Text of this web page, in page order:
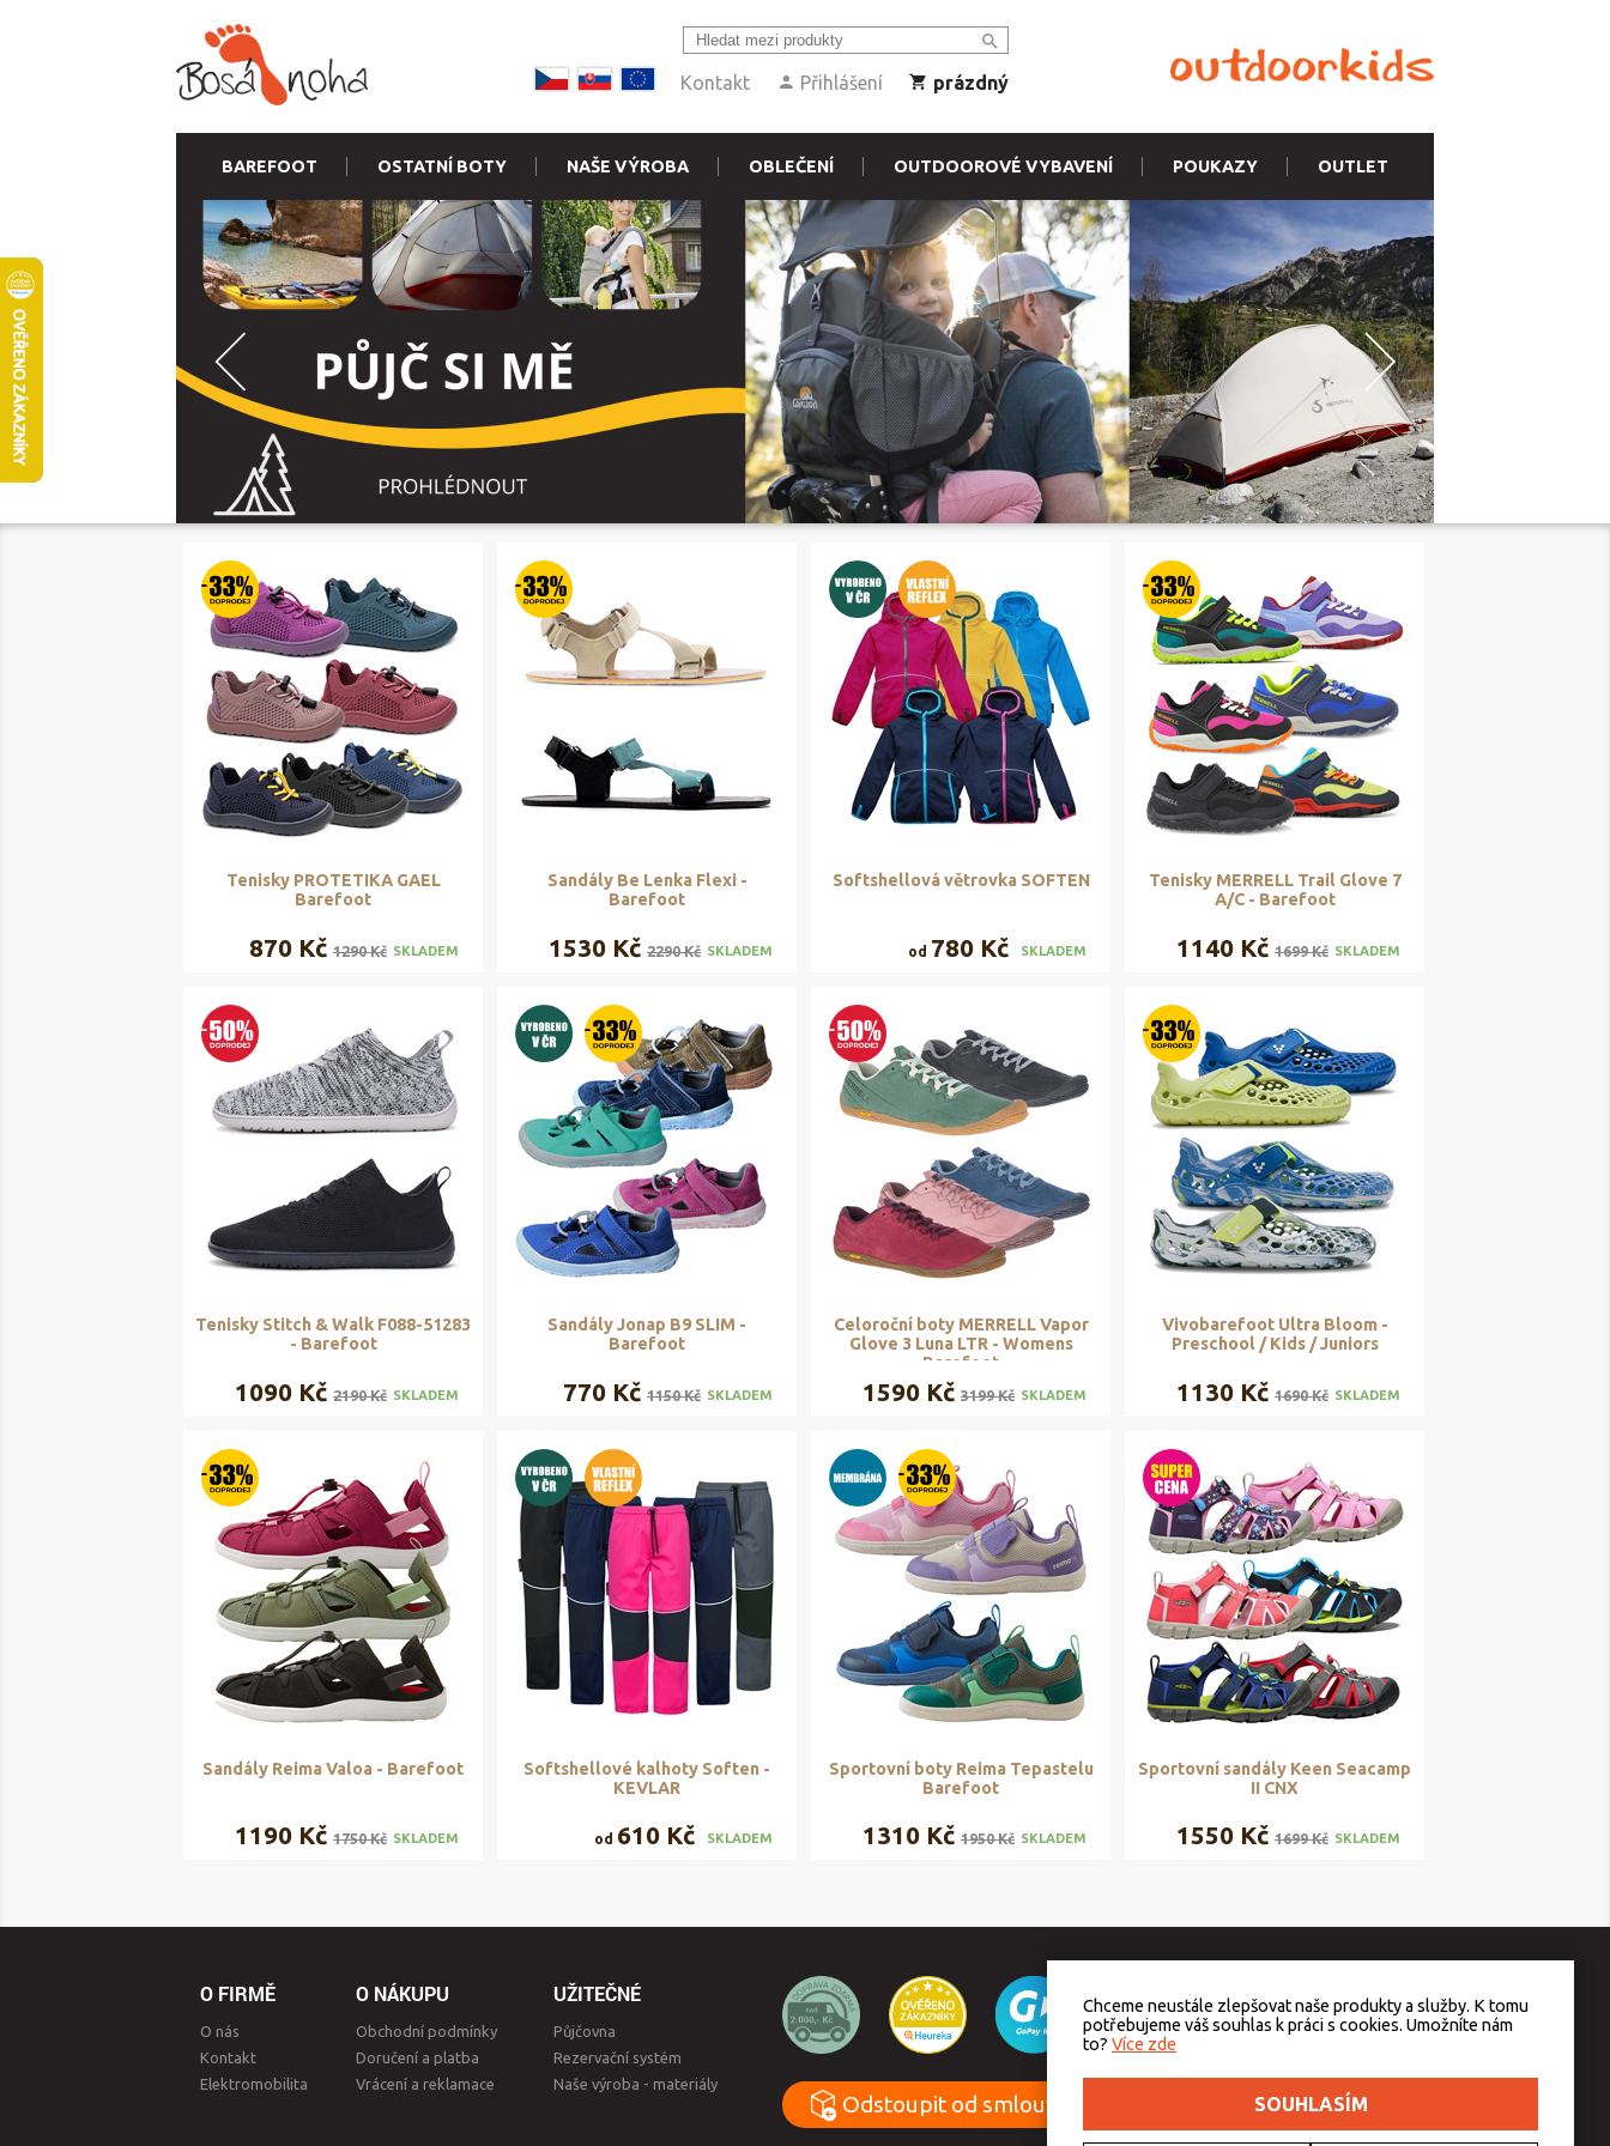
Kontakt Přihlášení prázdný
BAREFOOT OSTATNÍ BOTY NAŠE VÝROBA OBLEČENÍ OUTDOOROVÉ VYBAVENÍ POUKAZY OUTLET
Tenisky PROTETIKA GAEL
Barefoot
870 Kč 1290 Kč SKLADEM
Sandály Be Lenka Flexi -
Barefoot
1530 Kč 2290 Kč SKLADEM
Softshellová větrovka SOFTEN
od 780 Kč SKLADEM
Tenisky MERRELL Trail Glove 7
A/C - Barefoot
1140 Kč 1699 Kč SKLADEM
Tenisky Stitch & Walk F088-51283
- Barefoot
1090 Kč 2190 Kč SKLADEM
Sandály Jonap B9 SLIM -
Barefoot
770 Kč 1150 Kč SKLADEM
Celoroční boty MERRELL Vapor
Glove 3 Luna LTR - Womens
Barefoot
1590 Kč 3199 Kč SKLADEM
Vivobarefoot Ultra Bloom -
Preschool / Kids / Juniors
1130 Kč 1690 Kč SKLADEM
Sandály Reima Valoa - Barefoot
1190 Kč 1750 Kč SKLADEM
Softshellové kalhoty Soften -
KEVLAR
od 610 Kč SKLADEM
Sportovní boty Reima Tepastelu
Barefoot
1310 Kč 1950 Kč SKLADEM
Sportovní sandály Keen Seacamp
II CNX
1550 Kč 1699 Kč SKLADEM
O FIRMĚ
O nás
Kontakt
Elektromobilita
O NÁKUPU
Obchodní podmínky
Doručení a platba
Vrácení a reklamace
UŽITEČNÉ
Půjčovna
Rezervační systém
Naše výroba - materiály
Odstoupit od smlouvy
Chceme neustále zlepšovat naše produkty a služby. K tomu
potřebujeme váš souhlas k práci s cookies. Umožníte nám
to? Více zde
SOUHLASÍM